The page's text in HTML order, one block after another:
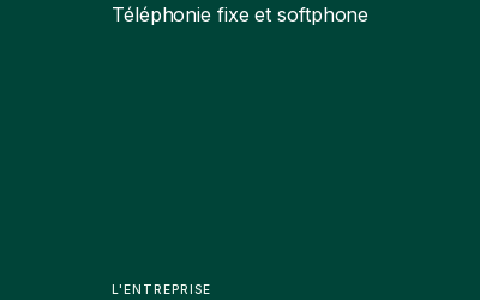
Téléphonie fixe et softphone
L'ENTREPRISE